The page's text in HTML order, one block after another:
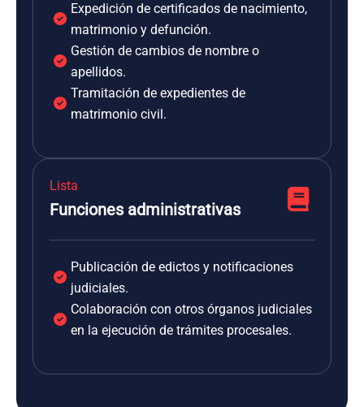
Expedición de certificados de nacimiento,
matrimonio y defunción.
Gestión de cambios de nombre o
apellidos.
Tramitación de expedientes de
matrimonio civil.
Lista
Funciones administrativas
Publicación de edictos y notificaciones
judiciales.
Colaboración con otros órganos judiciales
en la ejecución de trámites procesales.